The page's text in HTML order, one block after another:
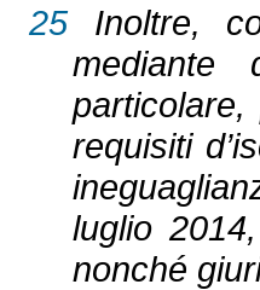
25Inoltre,
mediante
requisiti
luglio
nonché